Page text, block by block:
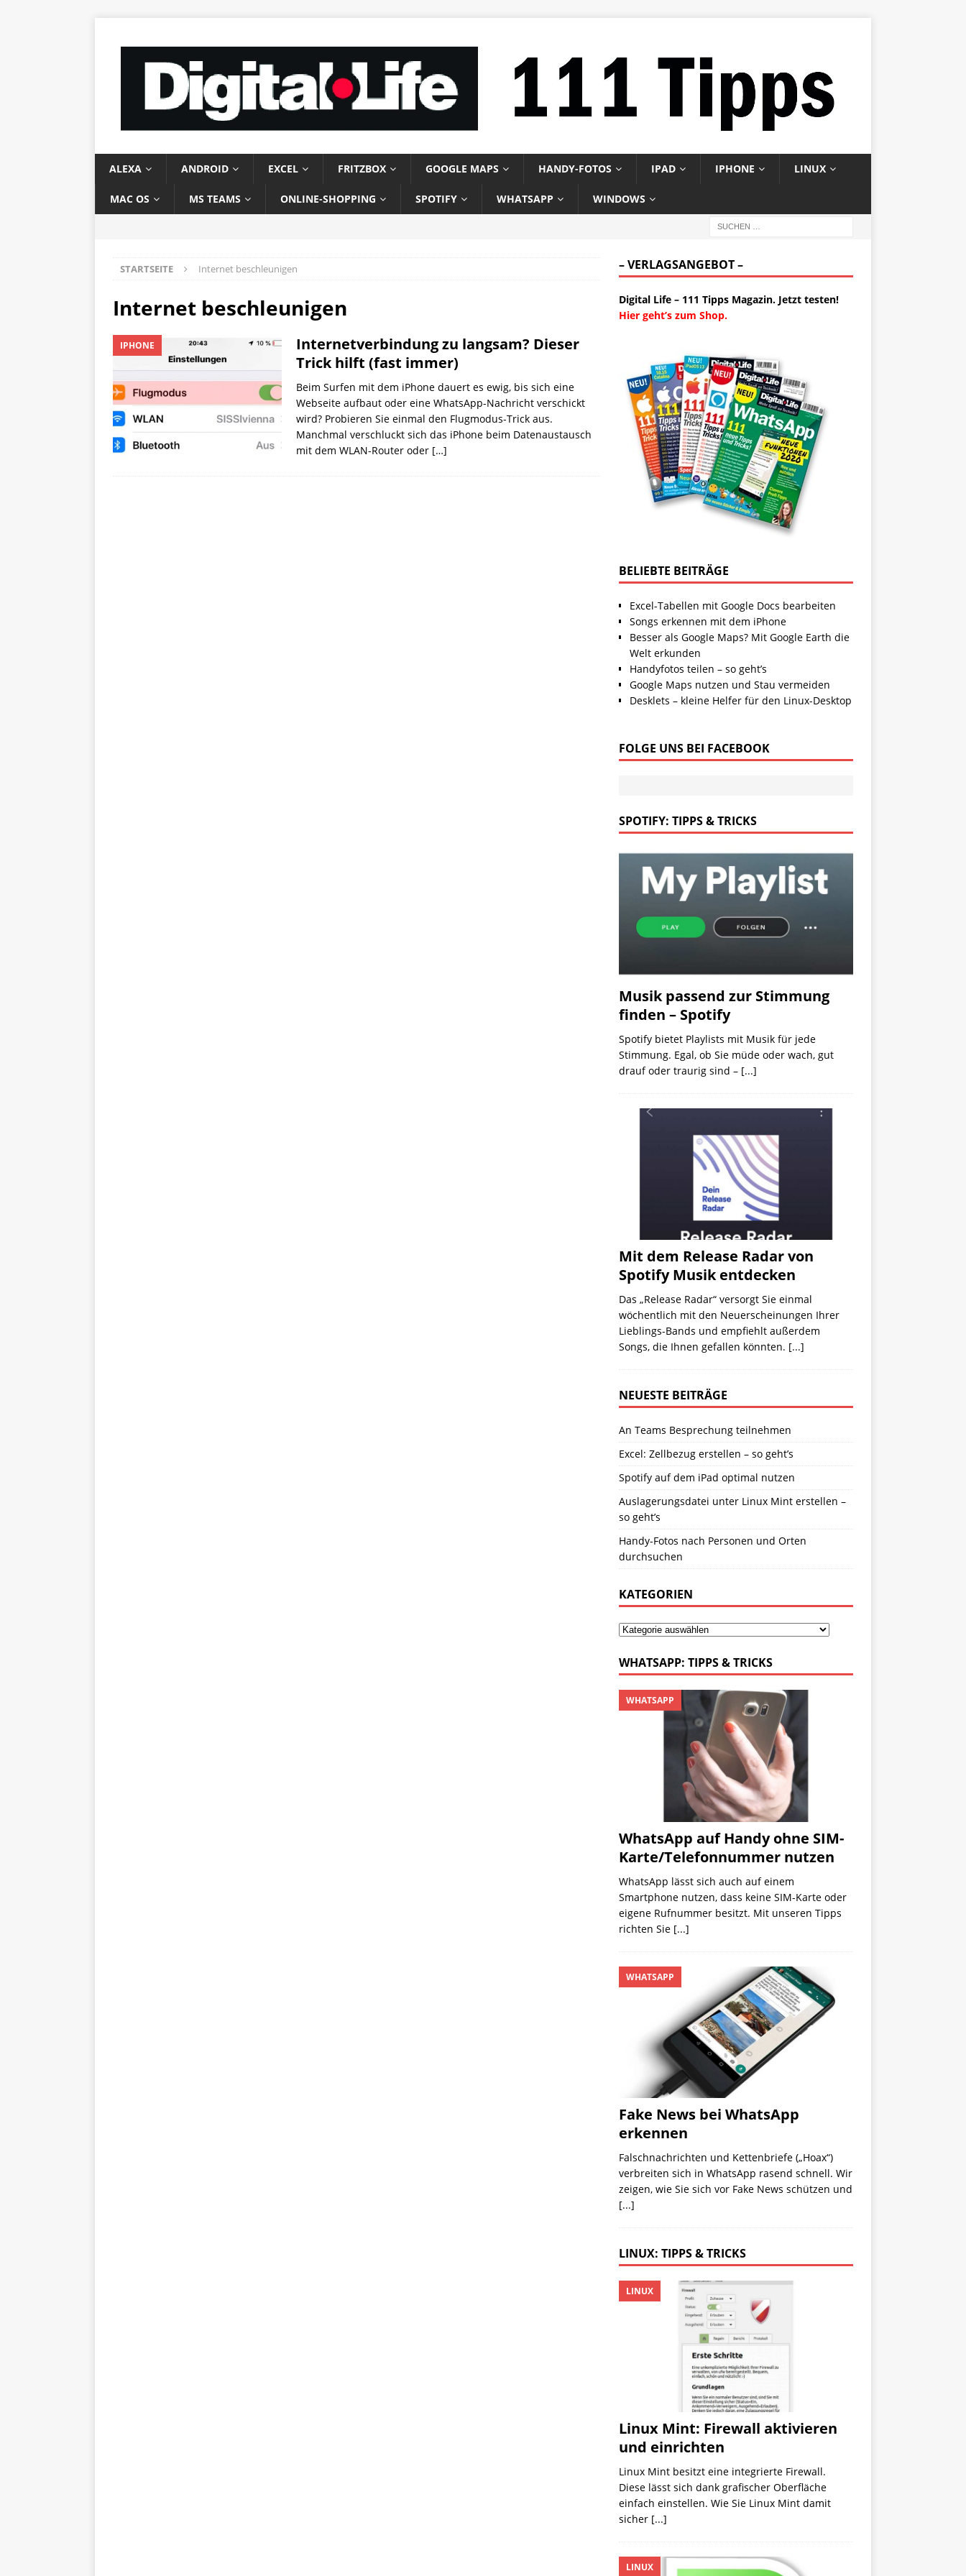
ALEXA ANDROID EXCEL FRITZBOX GOOGLE MAPS HANDY-FOTOS IPAD IPHONE LINUX
MAC OS MS TEAMS ONLINE-SHOPPING SPOTIFY WHATSAPP WINDOWS
STARTSEITE Internet beschleunigen
Internet beschleunigen
IPHONE
Internetverbindung zu langsam? Dieser
Trick hilft (fast immer)
Beim Surfen mit dem iPhone dauert es ewig, bis sich eine
Webseite aufbaut oder eine WhatsApp-Nachricht verschickt
wird? Probieren Sie einmal den Flugmodus-Trick aus.
Manchmal verschluckt sich das iPhone beim Datenaustausch
mit dem WLAN-Router oder […]
– VERLAGSANGEBOT –
Digital Life – 111 Tipps Magazin. Jetzt testen!
Hier geht’s zum Shop.
BELIEBTE BEITRÄGE
Excel-Tabellen mit Google Docs bearbeiten
Songs erkennen mit dem iPhone
Besser als Google Maps? Mit Google Earth die
Welt erkunden
Handyfotos teilen – so geht’s
Google Maps nutzen und Stau vermeiden
Desklets – kleine Helfer für den Linux-Desktop
FOLGE UNS BEI FACEBOOK
SPOTIFY: TIPPS & TRICKS
Musik passend zur Stimmung
finden – Spotify
Spotify bietet Playlists mit Musik für jede
Stimmung. Egal, ob Sie müde oder wach, gut
drauf oder traurig sind – [...]
Mit dem Release Radar von
Spotify Musik entdecken
Das „Release Radar“ versorgt Sie einmal
wöchentlich mit den Neuerscheinungen Ihrer
Lieblings-Bands und empfiehlt außerdem
Songs, die Ihnen gefallen könnten. [...]
NEUESTE BEITRÄGE
An Teams Besprechung teilnehmen
Excel: Zellbezug erstellen – so geht’s
Spotify auf dem iPad optimal nutzen
Auslagerungsdatei unter Linux Mint erstellen –
so geht’s
Handy-Fotos nach Personen und Orten
durchsuchen
KATEGORIEN
WHATSAPP: TIPPS & TRICKS
WhatsApp auf Handy ohne SIM-
Karte/Telefonnummer nutzen
WHATSAPP
WhatsApp lässt sich auch auf einem
Smartphone nutzen, dass keine SIM-Karte oder
eigene Rufnummer besitzt. Mit unseren Tipps
richten Sie [...]
Fake News bei WhatsApp
erkennen
WHATSAPP
Falschnachrichten und Kettenbriefe („Hoax“)
verbreiten sich in WhatsApp rasend schnell. Wir
zeigen, wie Sie sich vor Fake News schützen und
[...]
LINUX: TIPPS & TRICKS
Linux Mint: Firewall aktivieren
und einrichten
LINUX
Linux Mint besitzt eine integrierte Firewall.
Diese lässt sich dank grafischer Oberfläche
einfach einstellen. Wie Sie Linux Mint damit
sicher [...]
LINUX